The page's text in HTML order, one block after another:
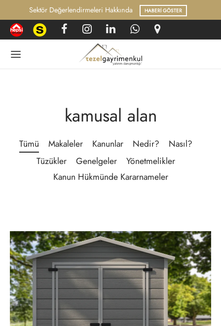
Sektör Değerlendirmeleri Hakkında HABERI GÖSTER
kamusal alan
Tümü Makaleler Kanunlar Nedir?
Nasıl?
Tüzükler
Genelgeler
Yönetmelikler
Kanun Hükmünde Kararnameler
Haberler